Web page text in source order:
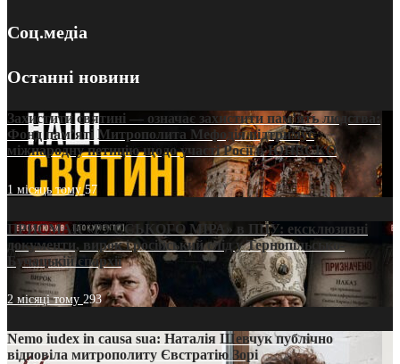
Соц.медіа
Останні новини
Захистити святині — означає захистити пам’ять людства:
Фонд пам’яті Митрополита Мефодія підтримує
міжнародну петицію щодо участі Росії в ЮНЕСКО
1 місяць тому57
ПРИСМАК «РУССЬКОГО МІРА» в ПЦУ: ексклюзивні
документи, вирок і російський слід у Тернопільсько-
Бучацькій єпархії
2 місяці тому 293
Nemo iudex in causa sua: Наталія Шевчук публічно
відповіла митрополиту Євстратію Зорі